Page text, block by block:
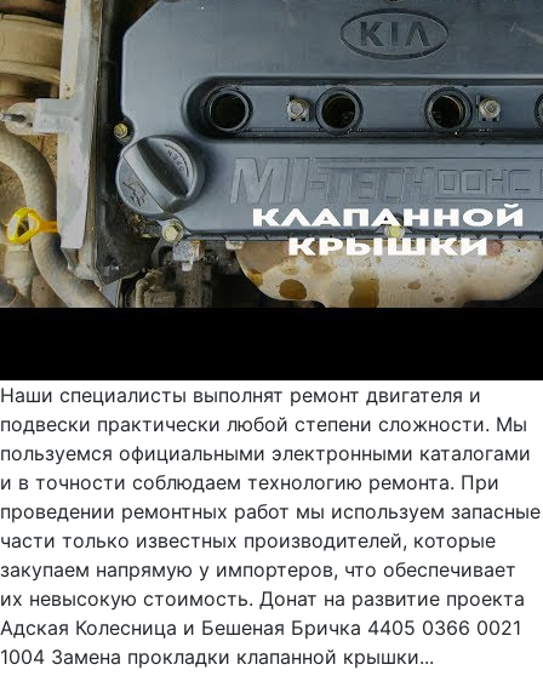
Наши специалисты выполнят ремонт двигателя и
подвески практически любой степени сложности. Мы
пользуемся официальными электронными каталогами
и в точности соблюдаем технологию ремонта. При
проведении ремонтных работ мы используем запасные
части только известных производителей, которые
закупаем напрямую у импортеров, что обеспечивает
их невысокую стоимость. Донат на развитие проекта
Адская Колесница и Бешеная Бричка 4405 0366 0021
1004 Замена прокладки клапанной крышки...